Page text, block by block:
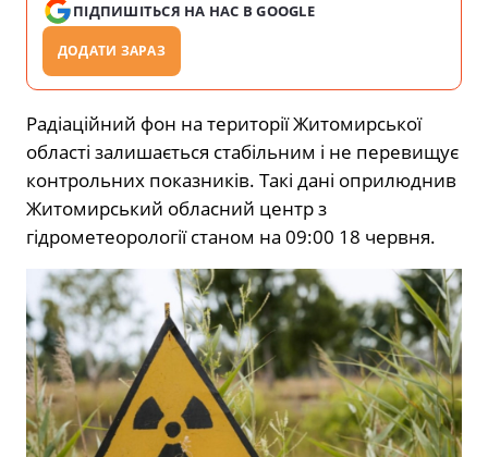
ПІДПИШІТЬСЯ НА НАС В GOOGLE
ДОДАТИ ЗАРАЗ
Радіаційний фон на території Житомирської
області залишається стабільним і не перевищує
контрольних показників. Такі дані оприлюднив
Житомирський обласний центр з
гідрометеорології станом на 09:00 18 червня.